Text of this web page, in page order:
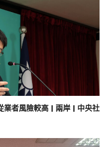
者風險較高 | 兩岸 | 中央社